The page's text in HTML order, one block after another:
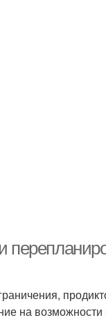
на возможности